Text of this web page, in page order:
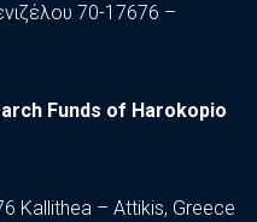
70-17676 –
Funds of Harokopio
Kallithea – Attikis, Greece